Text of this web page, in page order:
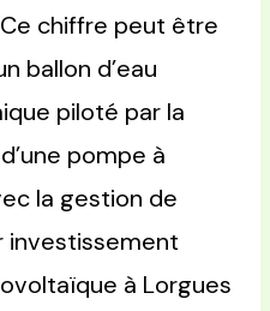
chiffre peut être
ballon d’eau
piloté par la
pompe à
la gestion de
investissement
à Lorgues